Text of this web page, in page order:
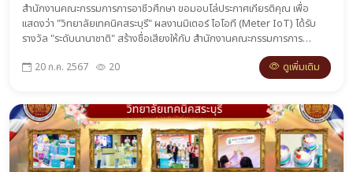
สำนักงานคณะกรรมการการอาชีวศึกษา ขอมอบโล่ประกาศเกียรติคุณ เพื่อ
แสดงว่า "วิทยาลัยเทคนิคสระบุรี" ผลงานมิเตอร์ ไอโอที (Meter IoT) ได้รับ
รางวัล "ระดับนานาชาติ" สร้างชื่อเสียงให้กับ สำนักงานคณะกรรมการการ
อาชีวศึกษา สมควรได้รับการยกย่องให้เป็นแบบอย่างที่ดีในการปฏิบัติงาน Sเทค
ากกลาง
20 ก.ค. 2567 20 ดูเพิ่มเติม